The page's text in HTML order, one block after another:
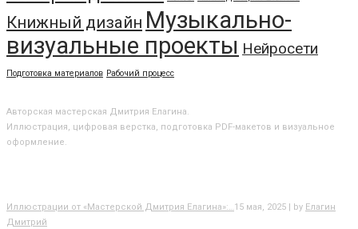
Книжный дизайн Музыкально-
визуальные проекты Нейросети
Подготовка материалов Рабочий процесс
Авторская мастерская Дмитрия Елагина.
Иллюстрация, цифровая верстка, подготовка PDF-макетов и визуальное
оформление.
Иллюстрации от «Мастерской Дмитрия Елагина»:…15 мая, 2025 | by Елагин
Дмитрий